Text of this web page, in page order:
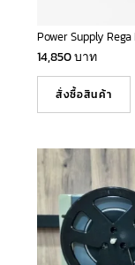
Power Supply
14,850บาท
สั่งซื้อสินค้า